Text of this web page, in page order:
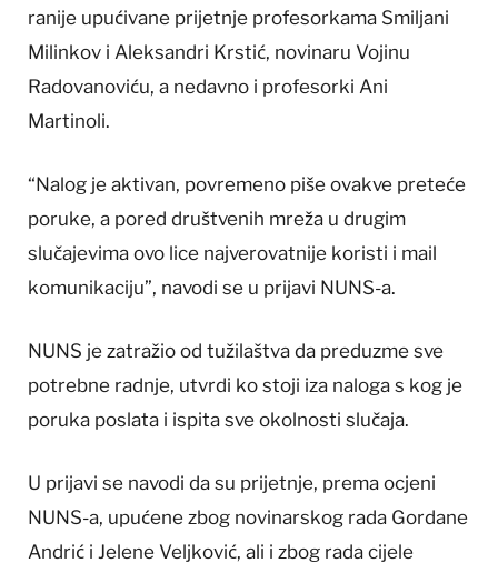
ranije upućivane prijetnje profesorkama Smiljani
Milinkov i Aleksandri Krstić, novinaru Vojinu
Radovanoviću, a nedavno i profesorki Ani
Martinoli.
“Nalog je aktivan, povremeno piše ovakve preteće
poruke, a pored društvenih mreža u drugim
slučajevima ovo lice najverovatnije koristi i mail
komunikaciju”, navodi se u prijavi NUNS-a.
NUNS je zatražio od tužilaštva da preduzme sve
potrebne radnje, utvrdi ko stoji iza naloga s kog je
poruka poslata i ispita sve okolnosti slučaja.
U prijavi se navodi da su prijetnje, prema ocjeni
NUNS-a, upućene zbog novinarskog rada Gordane
Andrić i Jelene Veljković, ali i zbog rada cijele